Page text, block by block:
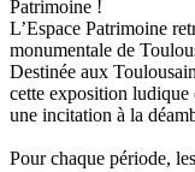
Patrimoine !
L’Espace Patrimoine
monumentale de
Destinée aux
cette exposition ludique
une incitation à la
Pour chaque période,